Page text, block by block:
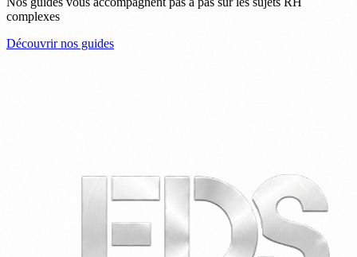
complexes
Découvrir nos guides